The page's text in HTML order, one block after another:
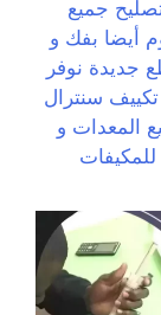
جميع
أيضا بفك و
جديدة نوفر
سنترال
المعدات و